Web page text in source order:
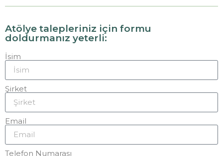
Atölye talepleriniz için formu
doldurmanız yeterli:
İsim
Şirket
Email
Telefon Numarası